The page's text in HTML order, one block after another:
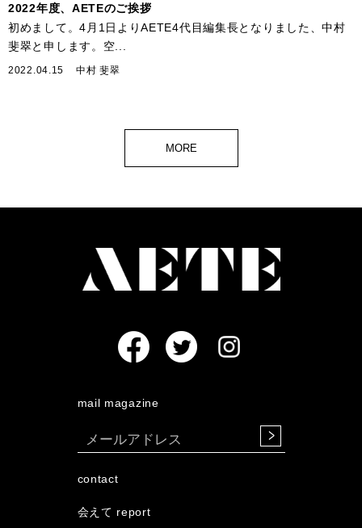
2022年度、AETEのご挨拶
初めまして。4月1日よりAETE4代目編集長となりました、中村
斐翠と申します。空...
2022.04.15 中村 斐翠
MORE
会えて report
mail magazine
contact